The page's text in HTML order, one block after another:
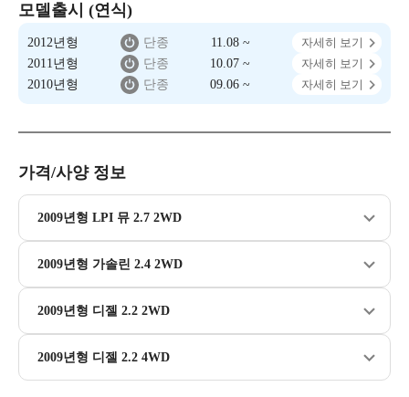
모델출시 (연식)
2012년형 단종 11.08 ~
자세히 보기
2011년형
단종 10.07 ~
자세히 보기
2010년형
단종 09.06 ~ 자세히 보기
가격/사양 정보
2009년형 LPI 뮤 2.7 2WD
2009년형 가솔린 2.4 2WD
2009년형 디젤 2.2 2WD
2009년형 디젤 2.2 4WD